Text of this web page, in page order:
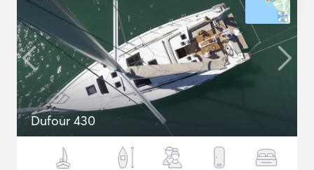
Dufour 430